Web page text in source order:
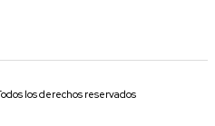
los derechos reservados